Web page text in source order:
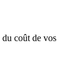
du coût de vos